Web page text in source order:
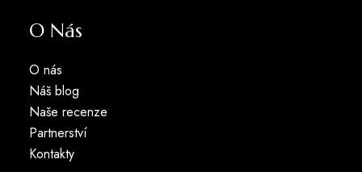
O Nás
O nás
Náš blog
Naše recenze
Partnerství
Kontakty